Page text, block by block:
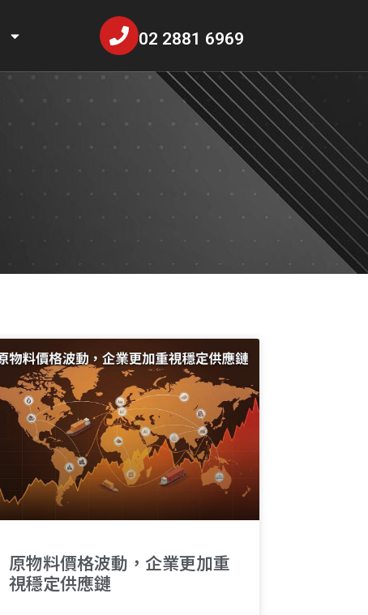
02 2881 6969
原物料價格波動，企業更加重
視穩定供應鏈